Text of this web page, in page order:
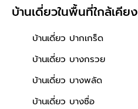
บ้านเดี่ยวในพื้นที่ใกล้เคียง
บ้านเดี่ยว ปากเกร็ด
บ้านเดี่ยว บางกรวย
บ้านเดี่ยว บางพลัด
บ้านเดี่ยว บางซื่อ